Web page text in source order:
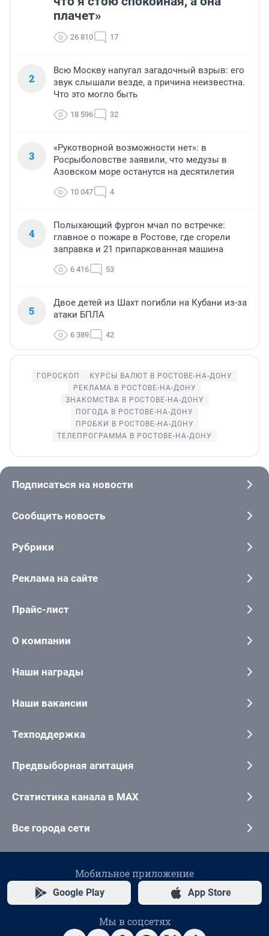
плачет»
26 810 17
2
Всю Москву напугал загадочный взрыв: его
звук слышали везде, а причина неизвестна.
Что это могло быть
18 596 32
3
«Рукотворной возможности нет»: в
Росрыболовстве заявили, что медузы в
Азовском море останутся на десятилетия
10 047 4
4
Полыхающий фургон мчал по встречке:
главное о пожаре в Ростове, где сгорели
заправка и 21 припаркованная машина
6 416 53
5
Двое детей из Шахт погибли на Кубани из-за
атаки БПЛА
6 389 42
ГОРОСКОП
КУРСЫ ВАЛЮТ В РОСТОВЕ-НА-ДОНУ
РЕКЛАМА В РОСТОВЕ-НА-ДОНУ
ЗНАКОМСТВА В РОСТОВЕ-НА-ДОНУ
ПОГОДА В РОСТОВЕ-НА-ДОНУ
ПРОБКИ В РОСТОВЕ-НА-ДОНУ
ТЕЛЕПРОГРАММА В РОСТОВЕ-НА-ДОНУ
Подписаться на новости
Сообщить новость
Рубрики
Реклама на сайте
Прайс-лист
О компании
Наши награды
Наши вакансии
Техподдержка
Предвыборная агитация
Статистика канала в MAX
Все города сети
Мобильное приложение
Google Play App Store
Мы в соцсетях